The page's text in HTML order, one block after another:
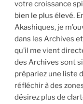
votre croissance
bien le plus élevé.
Akashiques, je
dans les Archives
qu’il me vient
des Archives sont
prépariez une liste
réfléchir à des
désirez plus de